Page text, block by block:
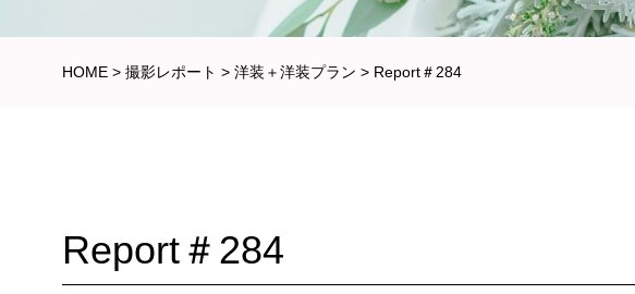
HOME > 撮影レポート > 洋装＋洋装プラン > Report＃284
Report＃284